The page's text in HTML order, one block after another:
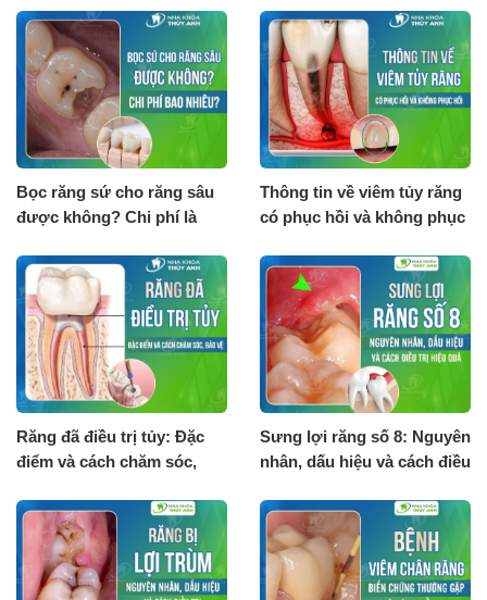
Bọc răng sứ cho răng sâu
được không? Chi phí là
Thông tin về viêm tủy răng
có phục hồi và không phục
Răng đã điều trị tủy: Đặc
điểm và cách chăm sóc,
Sưng lợi răng số 8: Nguyên
nhân, dấu hiệu và cách điều